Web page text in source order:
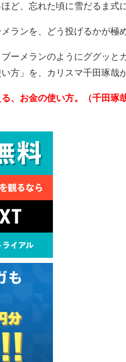
ど、忘れた頃に雪だるま式
ランを、どう投げるかが極
メランのようにググッと
い方」を、カリスマ千田琢哉
、お金の使い方。（千田琢